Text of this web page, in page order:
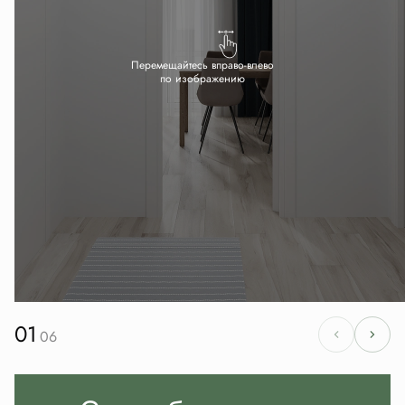
Перемещайтесь вправо-влево
по изображению
01 06